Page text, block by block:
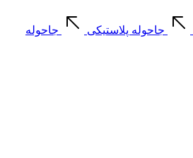
جاحوله پلاستیکی جاحوله